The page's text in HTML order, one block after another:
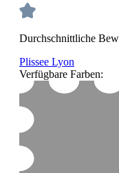
Durchschnittliche
Plissee Lyon
Verfügbare Farben: